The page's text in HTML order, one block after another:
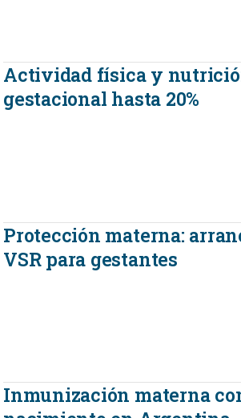
Actividad física y
gestacional hasta 20%
Protección materna:
VSR para gestantes
Inmunización materna